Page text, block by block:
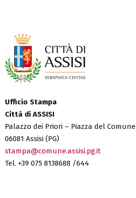
Ufficio Stampa
Città di ASSISI
Palazzo dei Priori – Piazza del Comune
06081 Assisi (PG)
stampa@comune.assisi.pg.it
Tel. +39 075 8138688 /644